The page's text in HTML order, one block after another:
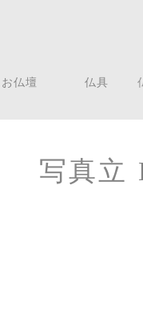
お仏壇 仏具
写真立